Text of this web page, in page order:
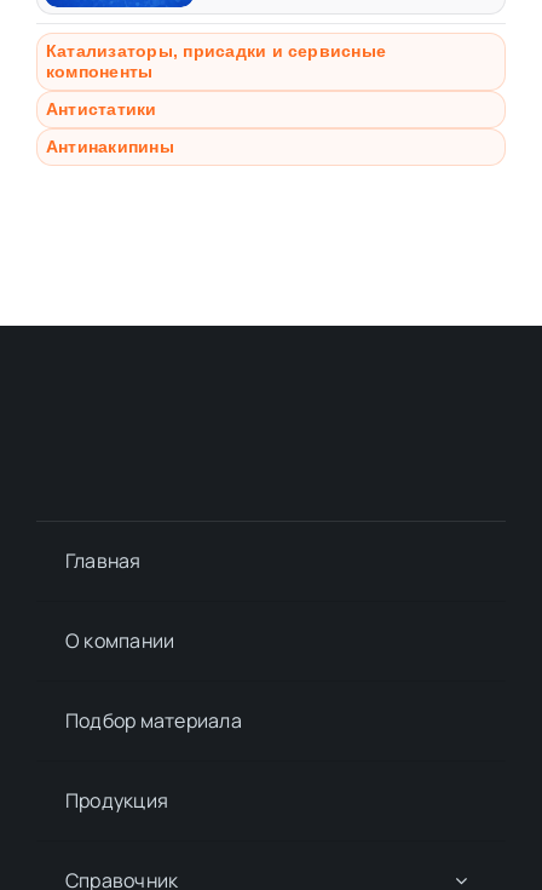
Катализаторы, присадки и сервисные
компоненты
Антистатики
Антинакипины
Главная
О компании
Подбор материалa
Продукция
Справочник